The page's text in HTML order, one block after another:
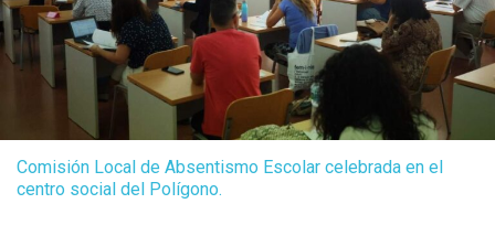
Comisión Local de Absentismo Escolar celebrada en el
centro social del Polígono.